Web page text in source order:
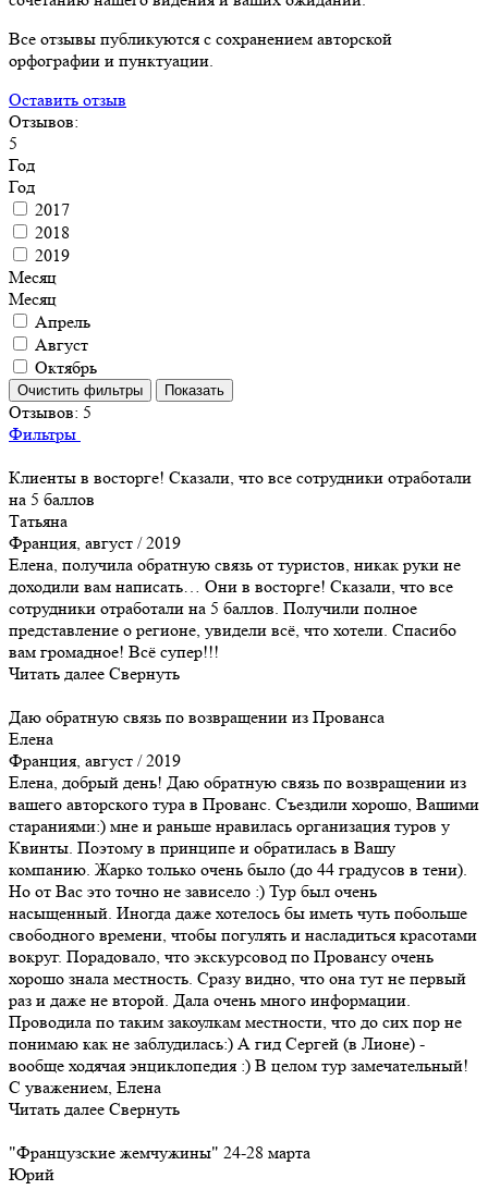
Все отзывы публикуются с сохранением авторской
орфографии и пунктуации.
Оставить отзыв
Отзывов:
5
Год
Год
2017
2018
2019
Месяц
Месяц
Апрель
Август
Октябрь
Отзывов: 5
Фильтры
Клиенты в восторге! Сказали, что все сотрудники отработали
на 5 баллов
Татьяна
Франция, август / 2019
Елена, получила обратную связь от туристов, никак руки не
доходили вам написать… Они в восторге! Сказали, что все
сотрудники отработали на 5 баллов. Получили полное
представление о регионе, увидели всё, что хотели. Спасибо
вам громадное! Всё супер!!!
Читать далее Свернуть
Даю обратную связь по возвращении из Прованса
Елена
Франция, август / 2019
Елена, добрый день! Даю обратную связь по возвращении из
вашего авторского тура в Прованс. Съездили хорошо, Вашими
стараниями:) мне и раньше нравилась организация туров у
Квинты. Поэтому в принципе и обратилась в Вашу
компанию. Жарко только очень было (до 44 градусов в тени).
Но от Вас это точно не зависело :) Тур был очень
насыщенный. Иногда даже хотелось бы иметь чуть побольше
свободного времени, чтобы погулять и насладиться красотами
вокруг. Порадовало, что экскурсовод по Провансу очень
хорошо знала местность. Сразу видно, что она тут не первый
раз и даже не второй. Дала очень много информации.
Проводила по таким закоулкам местности, что до сих пор не
понимаю как не заблудилась:) А гид Сергей (в Лионе) -
вообще ходячая энциклопедия :) В целом тур замечательный!
С уважением, Елена
Читать далее Свернуть
"Французские жемчужины" 24-28 марта
Юрий